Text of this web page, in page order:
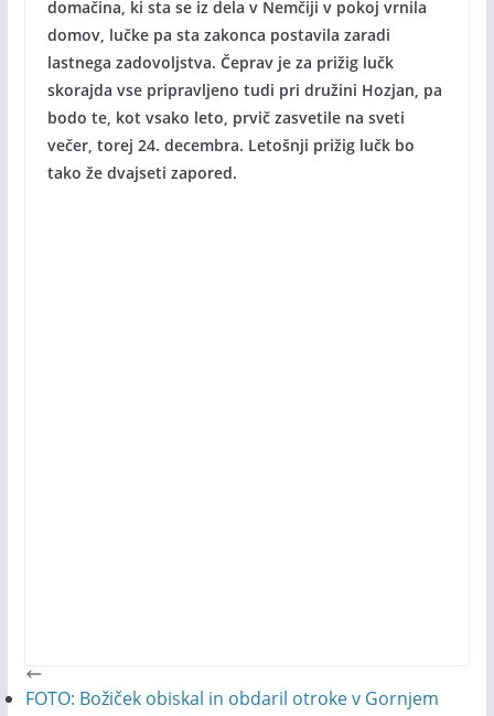
domačina, ki sta se iz dela v Nemčiji v pokoj vrnila
domov, lučke pa sta zakonca postavila zaradi
lastnega zadovoljstva. Čeprav je za prižig lučk
skorajda vse pripravljeno tudi pri družini Hozjan, pa
bodo te, kot vsako leto, prvič zasvetile na sveti
večer, torej 24. decembra. Letošnji prižig lučk bo
tako že dvajseti zapored.
FOTO: Božiček obiskal in obdaril otroke v Gornjem